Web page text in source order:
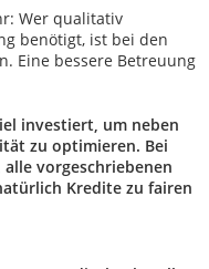
Wer qualitativ
benötigt, ist bei den
Eine bessere Betreuung
investiert, um neben
zu optimieren. Bei
vorgeschriebenen
Kredite zu fairen